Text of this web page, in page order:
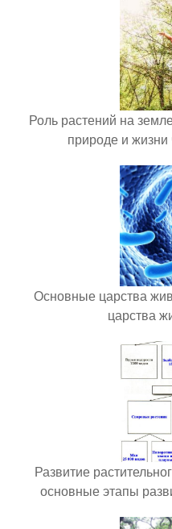
Роль растений на
природе и жизни
Основные царства
царства
Развитие
основные этапы